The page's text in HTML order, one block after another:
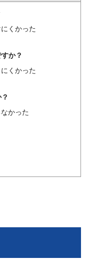
くかった
か？
くかった
かった